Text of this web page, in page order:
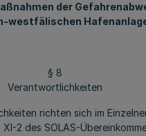
der
westfälischen
§ 8
Verantwortlichkeiten
richten sich im
2 des SOLAS-